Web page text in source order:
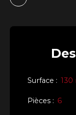
Surface : 130
Pièces : 6